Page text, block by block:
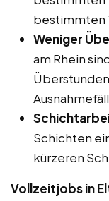
bestimmten
Weniger
am Rhein
Schichten
kürzeren
Vollzeitjobs in